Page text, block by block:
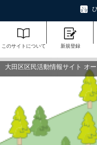
このサイトについて 新規登録
大田区区民活動情報サイト オ